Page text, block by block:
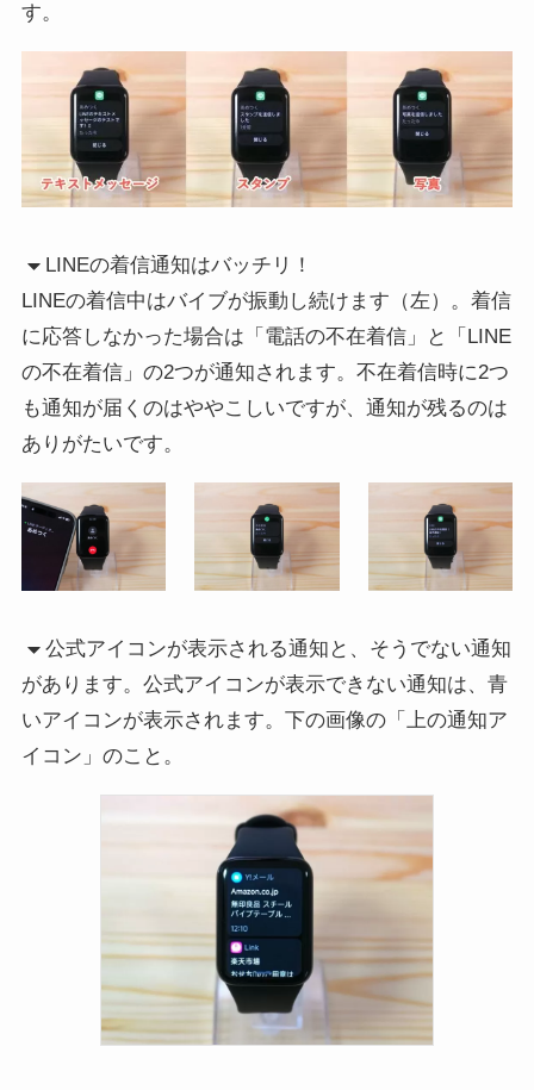
す。
LINEの着信通知はバッチリ！
LINEの着信中はバイブが振動し続けます（左）。着信
に応答しなかった場合は「電話の不在着信」と「LINE
の不在着信」の2つが通知されます。不在着信時に2つ
も通知が届くのはややこしいですが、通知が残るのは
ありがたいです。
公式アイコンが表示される通知と、そうでない通知
があります。公式アイコンが表示できない通知は、青
いアイコンが表示されます。下の画像の「上の通知ア
イコン」のこと。